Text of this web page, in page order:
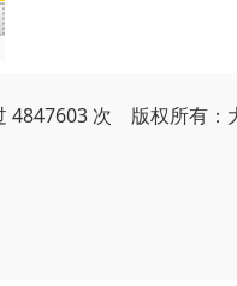
4847603 次 版权所有：